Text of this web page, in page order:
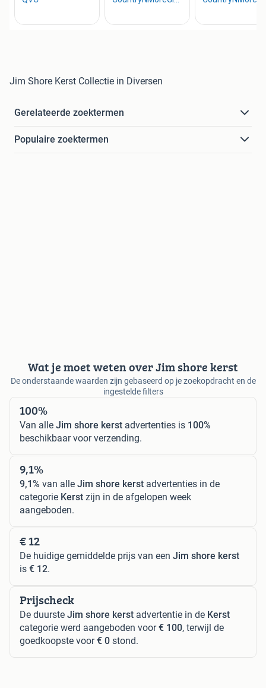
Jim Shore Kerst Collectie in Diversen
Gerelateerde zoektermen
Populaire zoektermen
Wat je moet weten over Jim shore kerst
De onderstaande waarden zijn gebaseerd op je zoekopdracht en de
ingestelde filters
100%
Van alle Jim shore kerst advertenties is 100%
beschikbaar voor verzending.
9,1%
9,1% van alle Jim shore kerst advertenties in de
categorie Kerst zijn in de afgelopen week
aangeboden.
€ 12
De huidige gemiddelde prijs van een Jim shore kerst
is € 12.
Prijscheck
De duurste Jim shore kerst advertentie in de Kerst
categorie werd aangeboden voor€ 100, terwijl de
goedkoopste voor€ 0 stond.